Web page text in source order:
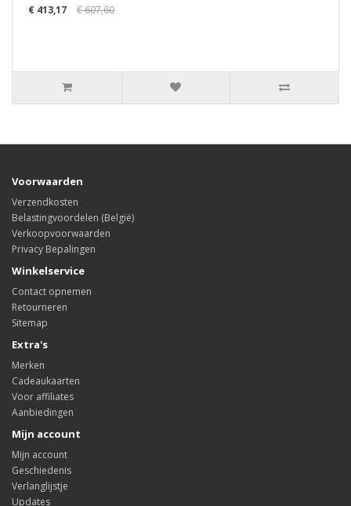
€ 413,17
€ 607,60
Voorwaarden
Verzendkosten
Belastingvoordelen (België)
Verkoopvoorwaarden
Privacy Bepalingen
Winkelservice
Contact opnemen
Retourneren
Sitemap
Extra's
Merken
Cadeaukaarten
Voor affiliates
Aanbiedingen
Mijn account
Mijn account
Geschiedenis
Verlanglijstje
Updates